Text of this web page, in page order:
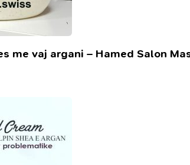
me vaj argani – Hamed Salon